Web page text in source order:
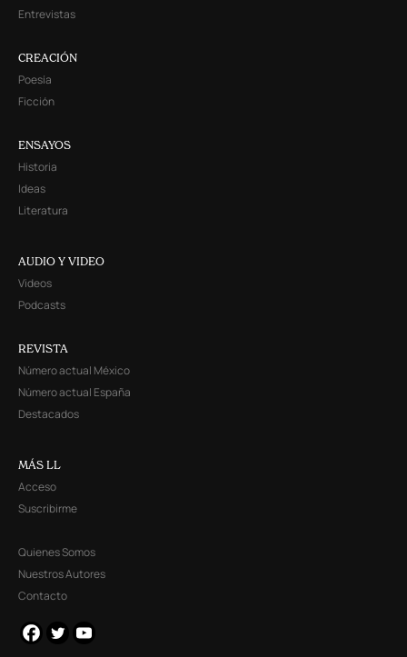
Entrevistas
CREACIÓN
Poesía
Ficción
ENSAYOS
Historia
Ideas
Literatura
AUDIO Y VIDEO
Videos
Podcasts
REVISTA
Número actual México
Número actual España
Destacados
MÁS LL
Acceso
Suscribirme
Quienes Somos
Nuestros Autores
Contacto